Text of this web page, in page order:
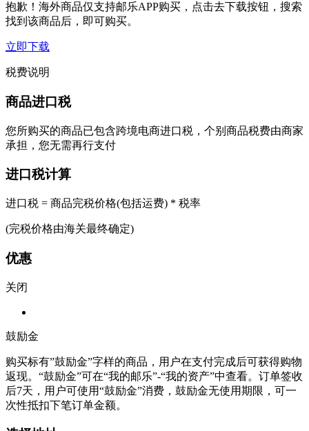
抱歉！海外商品仅支持邮乐APP购买，点击去下载按钮，搜索
找到该商品后，即可购买。
立即下载
税费说明
商品进口税
您所购买的商品已包含跨境电商进口税，个别商品税费由商家
承担，您无需再行支付
进口税计算
进口税 = 商品完税价格(包括运费) * 税率
(完税价格由海关最终确定)
优惠
关闭
鼓励金
购买标有”鼓励金”字样的商品，用户在支付完成后可获得购物
返现。“鼓励金”可在“我的邮乐”-“我的资产”中查看。订单签收
后7天，用户可使用“鼓励金”消费，鼓励金无使用期限，可一
次性抵扣下笔订单金额。